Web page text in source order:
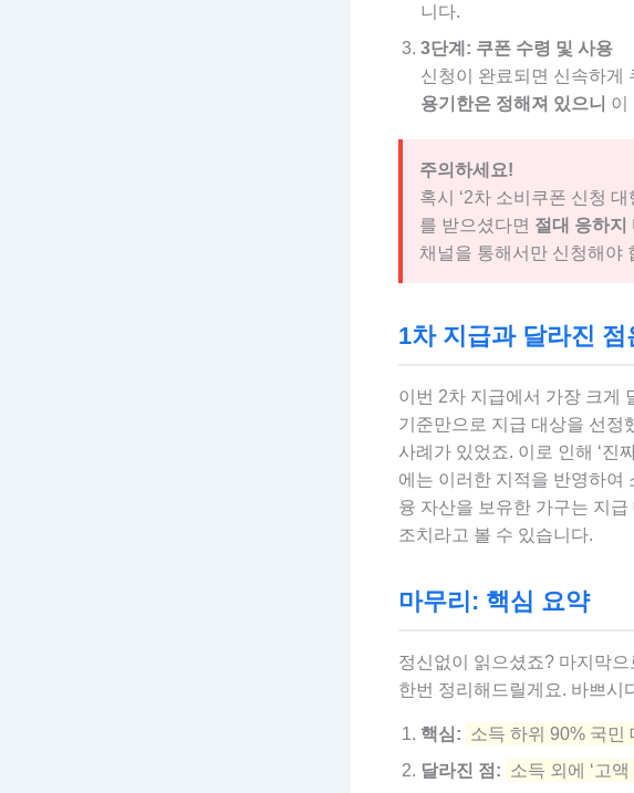
니다.
3단계: 쿠폰 수령 및 사용
신청이 완료되면 신속하게
용기한은 정해져 있으니 이
주의하세요!
혹시 ‘2차 소비쿠폰 신청
를 받으셨다면 절대 응하지
채널을 통해서만 신청해야
1차 지급과 달라진 점
이번 2차 지급에서 가장 크게
기준만으로 지급 대상을 선정
사례가 있었죠. 이로 인해 ‘진
에는 이러한 지적을 반영하여
융 자산을 보유한 가구는 지
조치라고 볼 수 있습니다.
마무리: 핵심 요약
정신없이 읽으셨죠? 마지막
한번 정리해드릴게요. 바쁘시
핵심: 소득 하위 90% 국민
달라진 점: 소득 외에 ‘고